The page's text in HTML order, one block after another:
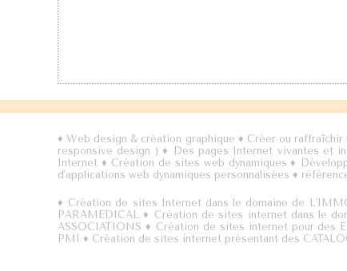
♦Web design & création graphique ♦ Créer ou
responsive design ) ♦ Des pages Internet vivantes et
Internet ♦ Création de sites web dynamiques♦
d'applications web dynamiques personnalisées ♦
♦ Création de sites Internet dans le domaine de
PARAMEDICAL ♦ Création de sites internet dans le
ASSOCIATIONS ♦ Création de sites internet pour des
PMI
♦ Création de sites internet présentant des